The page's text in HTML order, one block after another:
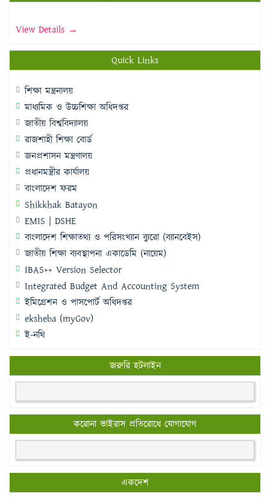
View Details →
Quick Links
শিক্ষা মন্ত্রনালয়
মাধ্যমিক ও উচ্চশিক্ষা অধিদপ্তর
জাতীয় বিশ্ববিদ্যালয়
রাজশাহী শিক্ষা বোর্ড
জনপ্রশাসন মন্ত্রণালয়
প্রধানমন্ত্রীর কার্যালয়
বাংলাদেশ ফরম
Shikkhak Batayon
EMIS | DSHE
বাংলাদেশ শিক্ষাতথ্য ও পরিসংখ্যান ব্যুরো (ব্যানবেইস)
জাতীয় শিক্ষা ব্যবস্থাপনা একাডেমি (নায়েম)
IBAS++ Version Selector
Integrated Budget And Accounting System
ইমিগ্রেশন ও পাসপোর্ট অধিদপ্তর
eksheba (myGov)
ই-নথি
জরুরি হটলাইন
করোনা ভাইরাস প্রতিরোধে যোগাযোগ
একদেশ